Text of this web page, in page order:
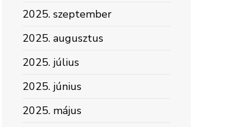
2025. szeptember
2025. augusztus
2025. július
2025. június
2025. május